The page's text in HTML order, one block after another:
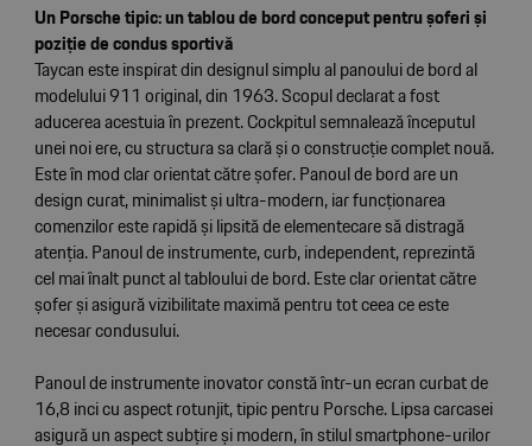
Un Porsche tipic: un tablou de bord conceput pentru șoferi și
poziție de condus sportivă
Taycan este inspirat din designul simplu al panoului de bord al
modelului 911 original, din 1963. Scopul declarat a fost
aducerea acestuia în prezent. Cockpitul semnalează începutul
unei noi ere, cu structura sa clară și o construcție complet nouă.
Este în mod clar orientat către șofer. Panoul de bord are un
design curat, minimalist și ultra-modern, iar funcționarea
comenzilor este rapidă și lipsită de elementecare să distragă
atenția. Panoul de instrumente, curb, independent, reprezintă
cel mai înalt punct al tabloului de bord. Este clar orientat către
șofer și asigură vizibilitate maximă pentru tot ceea ce este
necesar condusului.
Panoul de instrumente inovator constă într-un ecran curbat de
16,8 inci cu aspect rotunjit, tipic pentru Porsche. Lipsa carcasei
asigură un aspect subțire și modern, în stilul smartphone-urilor